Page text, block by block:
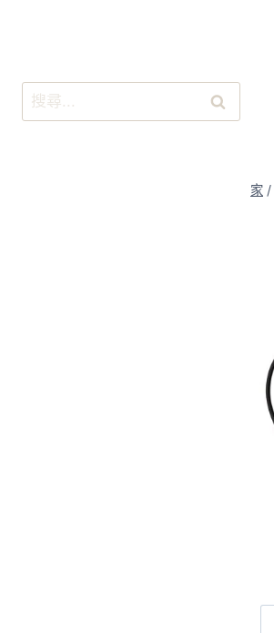
搜
尋
家 /